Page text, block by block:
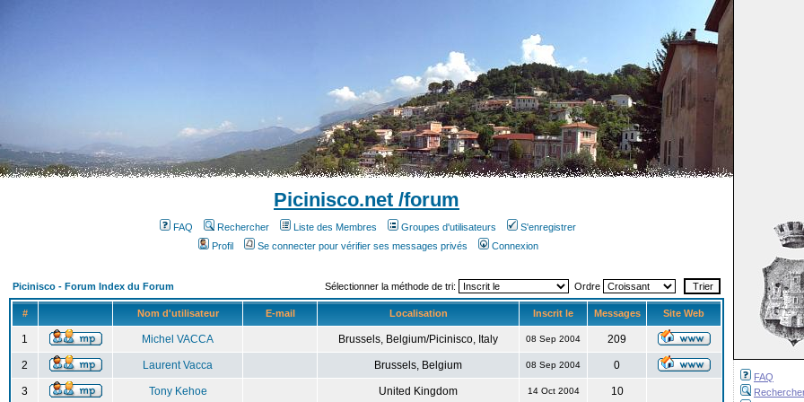
FAQ
Picinisco.net /forum
FAQ Rechercher Liste des Membres Groupes d'utilisateurs
S'enregistrer
Profil
Se connecter pour vérifier ses messages privés Connexion
Picinisco - Forum Index du Forum Sélectionner la méthode de tri: Ordre
# Nom d'utilisateur E-mail Localisation Inscrit le Messages Site Web
1 Michel VACCA Brussels, Belgium/Picinisco, Italy 08 Sep 2004 209
2 Laurent Vacca Brussels, Belgium 08 Sep 2004 0
3 Tony Kehoe United Kingdom 14 Oct 2004 10